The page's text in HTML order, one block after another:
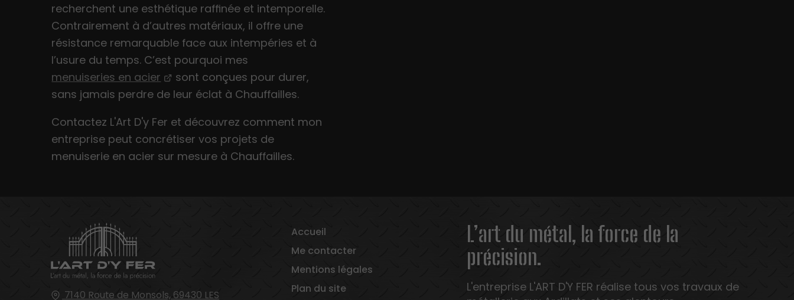
recherchent une esthétique raffinée et intemporelle.
Contrairement à d’autres matériaux, il offre une
résistance remarquable face aux intempéries et à
l’usure du temps. C’est pourquoi mes
menuiseries en acier
sont conçues pour durer,
sans jamais perdre de leur éclat à Chauffailles.
Contactez L'Art D'y Fer et découvrez comment mon
entreprise peut concrétiser vos projets de
menuiserie en acier sur mesure à Chauffailles.
7140 Route de Monsols, 69430 LES
Accueil
Me contacter
Mentions légales
Plan du site
L’art du métal, la force de la
précision.
L'entreprise L'ART D'Y FER réalise tous vos travaux de